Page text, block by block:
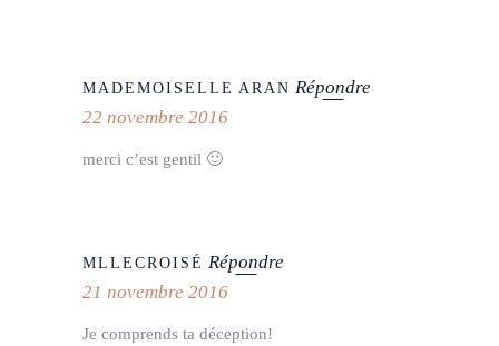
MADEMOISELLE ARAN Répondre
22 novembre 2016
merci c’est gentil 🙂
MLLECROISÉ Répondre
21 novembre 2016
Je comprends ta déception!